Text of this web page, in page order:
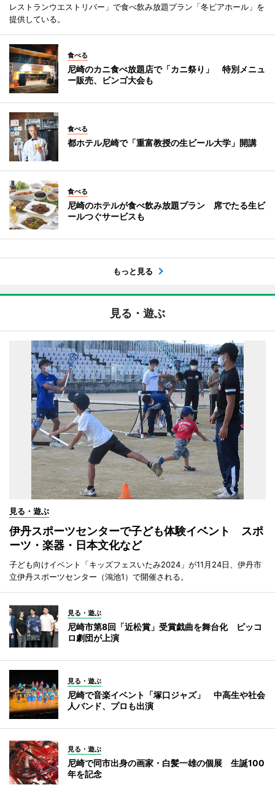
レストランウエストリバー」で食べ飲み放題プラン「冬ビアホール」を
提供している。
食べる
尼崎のカニ食べ放題店で「カニ祭り」 特別メニュ
ー販売、ビンゴ大会も
食べる
都ホテル尼崎で「重富教授の生ビール大学」開講
食べる
尼崎のホテルが食べ飲み放題プラン 席でたる生ビ
ールつぐサービスも
もっと見る
見る・遊ぶ
見る・遊ぶ
伊丹スポーツセンターで子ども体験イベント スポ
ーツ・楽器・日本文化など
子ども向けイベント「キッズフェスいたみ2024」が11月24日、伊丹市
立伊丹スポーツセンター（鴻池1）で開催される。
見る・遊ぶ
尼崎市第8回「近松賞」受賞戯曲を舞台化 ピッコ
ロ劇団が上演
見る・遊ぶ
尼崎で音楽イベント「塚口ジャズ」 中高生や社会
人バンド、プロも出演
見る・遊ぶ
尼崎で同市出身の画家・白髪一雄の個展 生誕100
年を記念